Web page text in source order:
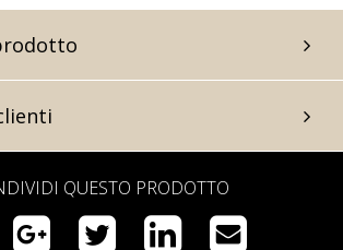
QUESTO PRODOTTO